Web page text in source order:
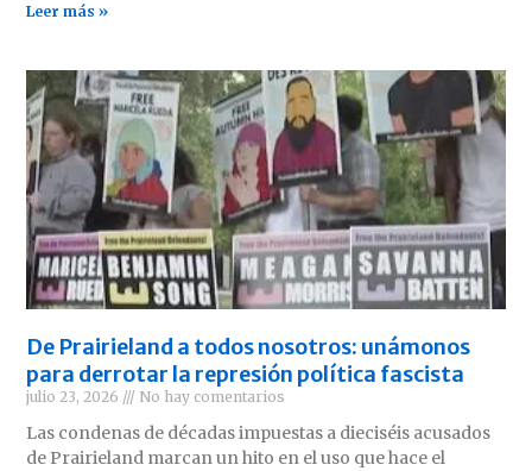
Leer más »
De Prairieland a todos nosotros: unámonos
para derrotar la represión política fascista
julio 23, 2026 No hay comentarios
Las condenas de décadas impuestas a dieciséis acusados
de Prairieland marcan un hito en el uso que hace el